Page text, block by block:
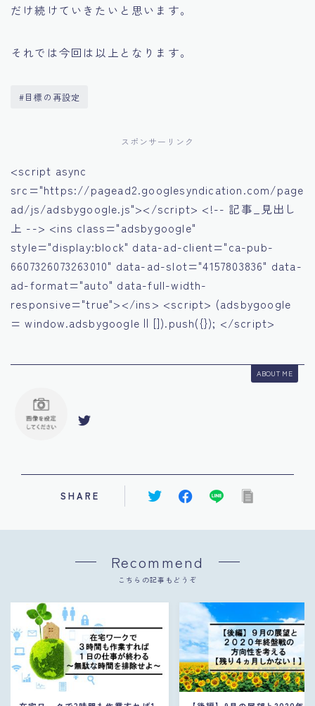
だけ続けていきたいと思います。
それでは今回は以上となります。
#目標の再設定
スポンサーリンク
<script async
src="https://pagead2.googlesyndication.com/page
ad/js/adsbygoogle.js"></script> <!-- 記事_見出し
上 --> <ins class="adsbygoogle"
style="display:block" data-ad-client="ca-pub-
6607326073263010" data-ad-slot="4157803836" data-
ad-format="auto" data-full-width-
responsive="true"></ins> <script> (adsbygoogle
= window.adsbygoogle || []).push({}); </script>
ABOUT ME
SHARE
Recommend
こちらの記事もどうぞ